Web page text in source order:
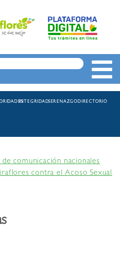
INTEGRIDADSERENAZGODIRECTORIO
de comunicación nacionales
contra el Acoso Sexual